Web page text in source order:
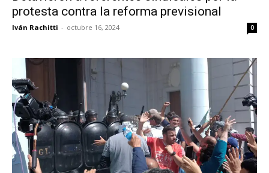
protesta contra la reforma previsional
Iván Rachitti - octubre 16, 2024 0